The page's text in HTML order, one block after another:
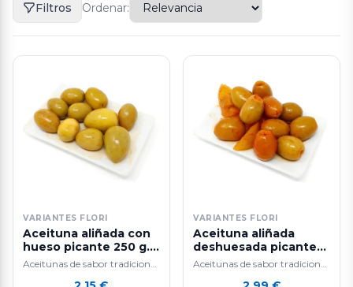
Filtros Ordenar:
VARIANTES FLORI
Aceituna aliñada con
hueso picante 250 g.
aprox.
Aceitunas de sabor tradicional
VARIANTES FLORI
Aceituna aliñada
deshuesada picante
250 g. aprox.
Aceitunas de sabor tradicional